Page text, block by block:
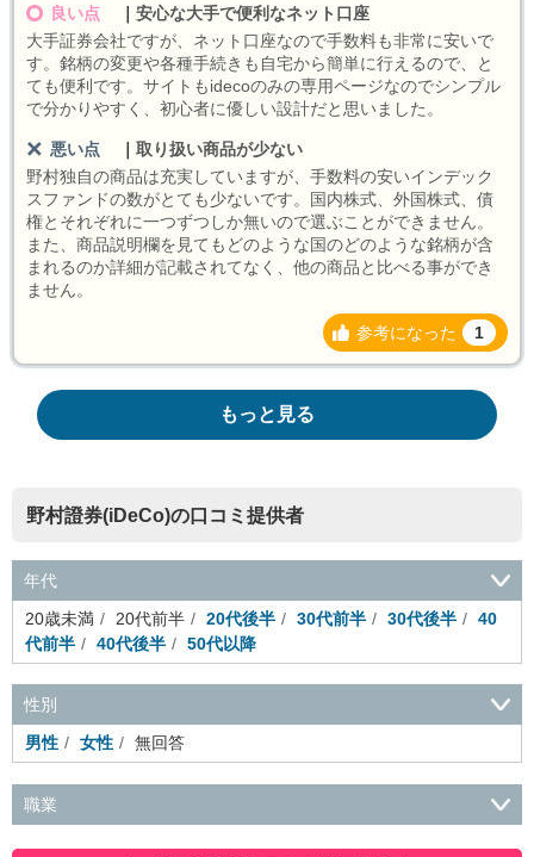
良い点
安心な大手で便利なネット口座
大手証券会社ですが、ネット口座なので手数料も非常に安いで
す。銘柄の変更や各種手続きも自宅から簡単に行えるので、と
ても便利です。サイトもidecoのみの専用ページなのでシンプル
で分かりやすく、初心者に優しい設計だと思いました。
悪い点
取り扱い商品が少ない
野村独自の商品は充実していますが、手数料の安いインデック
スファンドの数がとても少ないです。国内株式、外国株式、債
権とそれぞれに一つずつしか無いので選ぶことができません。
また、商品説明欄を見てもどのような国のどのような銘柄が含
まれるのか詳細が記載されてなく、他の商品と比べる事ができ
ません。
参考になった 1
もっと見る
野村證券(iDeCo)の口コミ提供者
年代
20歳未満
20代前半 20代後半 30代前半 30代後半
40
代前半
40代後半 50代以降
性別
男性
女性 無回答
職業